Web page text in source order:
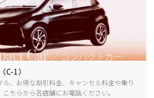
C-1）
ル、お得な割引料金、キャンセル料金や乗り
ちらから各店舗にお電話ください。